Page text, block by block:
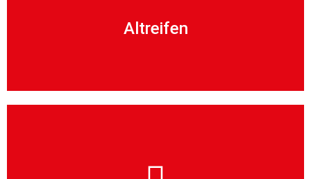
Altreifen